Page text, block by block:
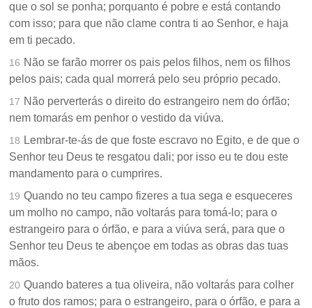
que o sol se ponha; porquanto é pobre e está contando
com isso; para que não clame contra ti ao Senhor, e haja
em ti pecado.
16 Não se farão morrer os pais pelos filhos, nem os filhos
pelos pais; cada qual morrerá pelo seu próprio pecado.
17 Não perverterás o direito do estrangeiro nem do órfão;
nem tomarás em penhor o vestido da viúva.
18 Lembrar-te-ás de que foste escravo no Egito, e de que o
Senhor teu Deus te resgatou dali; por isso eu te dou este
mandamento para o cumprires.
19 Quando no teu campo fizeres a tua sega e esqueceres
um molho no campo, não voltarás para tomá-lo; para o
estrangeiro para o órfão, e para a viúva será, para que o
Senhor teu Deus te abençoe em todas as obras das tuas
mãos.
20 Quando bateres a tua oliveira, não voltarás para colher
o fruto dos ramos; para o estrangeiro, para o órfão, e para a